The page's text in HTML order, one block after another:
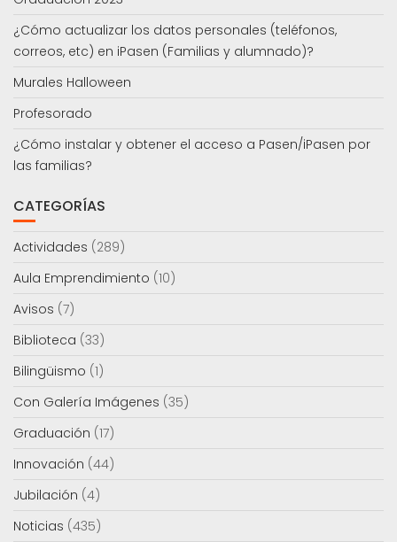
¿Cómo actualizar los datos personales (teléfonos,
correos, etc) en iPasen (Familias y alumnado)?
Murales Halloween
Profesorado
¿Cómo instalar y obtener el acceso a Pasen/iPasen por
las familias?
CATEGORÍAS
Actividades (289)
Aula Emprendimiento (10)
Avisos (7)
Biblioteca (33)
Bilingüismo (1)
Con Galería Imágenes (35)
Graduación (17)
Innovación (44)
Jubilación (4)
Noticias (435)